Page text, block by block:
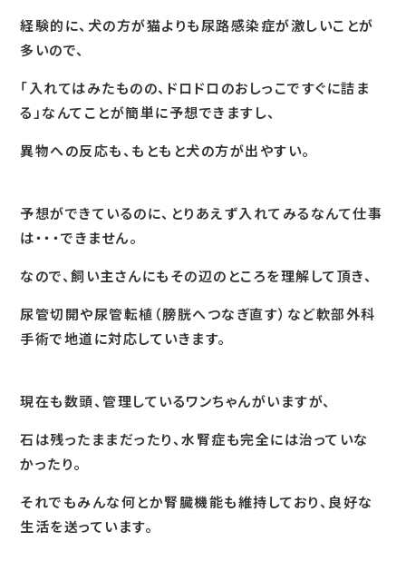
経験的に、犬の方が猫よりも尿路感染症が激しいことが
多いので、
「入れてはみたものの、ドロドロのおしっこですぐに詰ま
る」なんてことが簡単に予想できますし、
異物への反応も、もともと犬の方が出やすい。
予想ができているのに、とりあえず入れてみるなんて仕事
は・・・できません。
なので、飼い主さんにもその辺のところを理解して頂き、
尿管切開や尿管転植（膀胱へつなぎ直す）など軟部外科
手術で地道に対応していきます。
現在も数頭、管理しているワンちゃんがいますが、
石は残ったままだったり、水腎症も完全には治っていな
かったり。
それでもみんな何とか腎臓機能も維持しており、良好な
生活を送っています。